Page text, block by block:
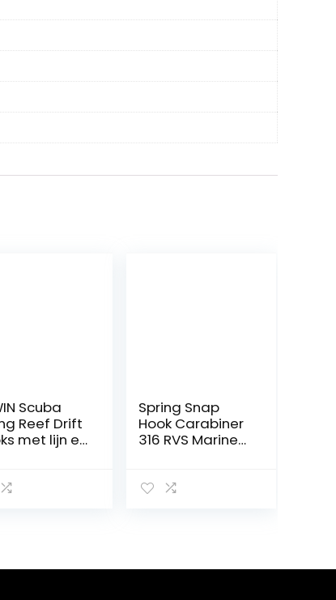
Scuba
Reef Drift
met lijn en
Spring Snap
Hook Carabiner
316 RVS Marine
Snap Hooks voor